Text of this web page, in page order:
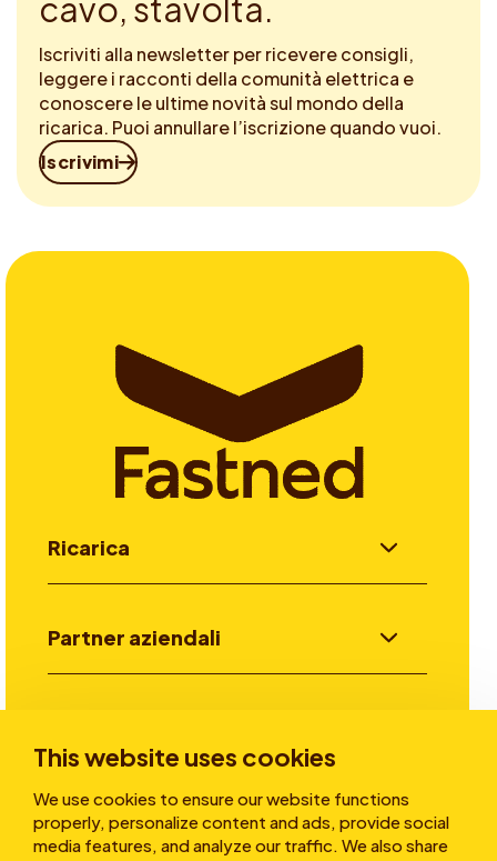
This website uses cookies
We use cookies to ensure our website functions
properly, personalize content and ads, provide social
media features, and analyze our traffic. We also share
cavo, stavolta.
Iscriviti alla newsletter per ricevere consigli,
leggere i racconti della comunità elettrica e
conoscere le ultime novità sul mondo della
ricarica. Puoi annullare l’iscrizione quando vuoi.
Iscrivimi
Ricarica
Partner aziendali
Storie